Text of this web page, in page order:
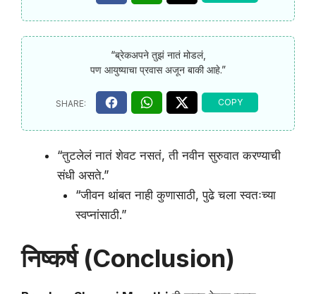
“ब्रेकअपने तुझं नातं मोडलं,
पण आयुष्याचा प्रवास अजून बाकी आहे.”
“तुटलेलं नातं शेवट नसतं, ती नवीन सुरुवात करण्याची
संधी असते.”
“जीवन थांबत नाही कुणासाठी, पुढे चला स्वतःच्या
स्वप्नांसाठी.”
निष्कर्ष (Conclusion)